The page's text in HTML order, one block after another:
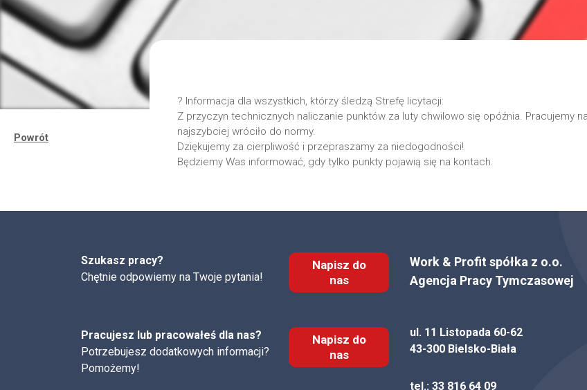
Powrót
? Informacja dla wszystkich, którzy śledzą Strefę licytacji:
Z przyczyn technicznych naliczanie punktów za luty chwilowo się opóźnia. Pracujemy
najszybciej wróciło do normy.
Dziękujemy za cierpliwość i przepraszamy za niedogodności!
Będziemy Was informować, gdy tylko punkty pojawią się na kontach.
Szukasz pracy?
Chętnie odpowiemy na Twoje pytania!
Napisz do
nas
Pracujesz lub pracowałeś dla nas?
Potrzebujesz dodatkowych informacji?
Pomożemy!
Napisz do
nas
Work & Profit spółka z o.o.
Agencja Pracy Tymczasowej
ul. 11 Listopada 60-62
43-300 Bielsko-Biała
tel.: 33 816 64 09